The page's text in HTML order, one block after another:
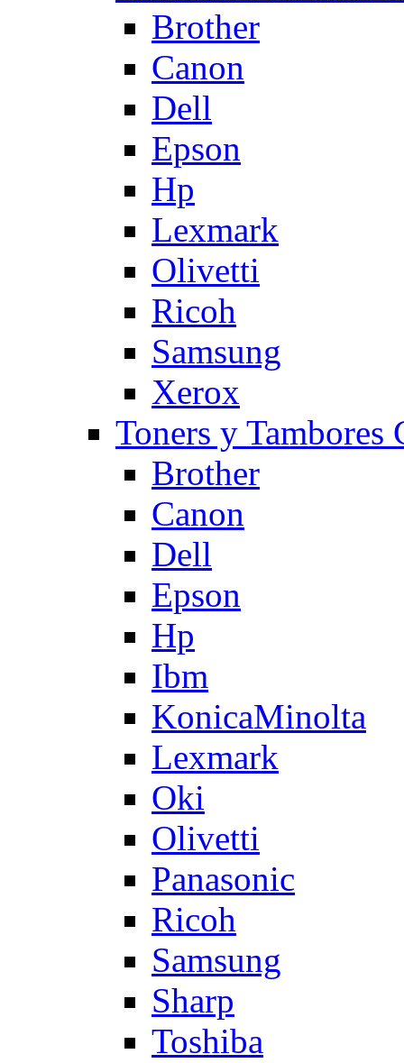
Brother
Canon
Dell
Epson
Hp
Lexmark
Olivetti
Ricoh
Samsung
Xerox
Toners y
Brother
Canon
Dell
Epson
Hp
Ibm
KonicaMinolta
Lexmark
Oki
Olivetti
Panasonic
Ricoh
Samsung
Sharp
Toshiba